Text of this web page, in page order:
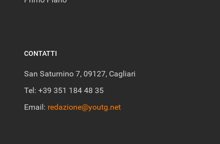
CONTATTI
San Saturnino 7, 09127, Cagliari
Tel: +39 351 184 48 35
Email: redazione@youtg.net